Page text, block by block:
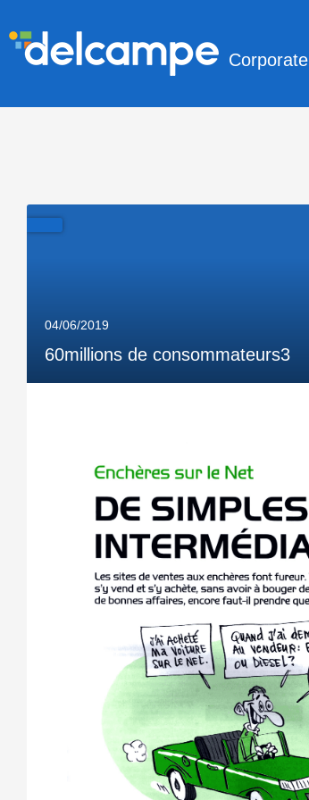
Corporate
04/06/2019
60millions de consommateurs3